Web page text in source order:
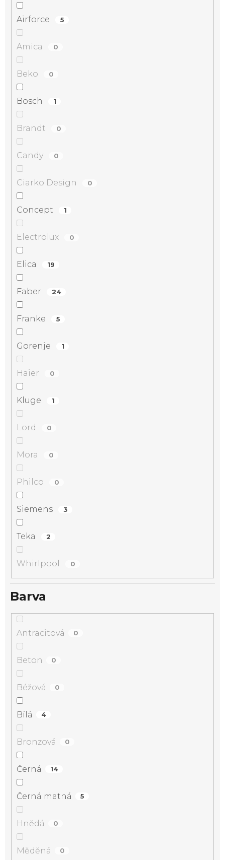
Airforce 5
Amica 0
Beko 0
Bosch 1
Brandt 0
Candy 0
Ciarko Design 0
Concept 1
Electrolux 0
Elica 19
Faber 24
Franke 5
Gorenje 1
Haier 0
Kluge 1
Lord 0
Mora 0
Philco 0
Siemens 3
Teka 2
Whirlpool 0
Barva
Antracitová 0
Beton 0
Béžová 0
Bílá 4
Bronzová 0
Černá 14
Černá matná 5
Hnědá 0
Měděná 0